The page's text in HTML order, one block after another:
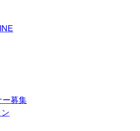
ー募集